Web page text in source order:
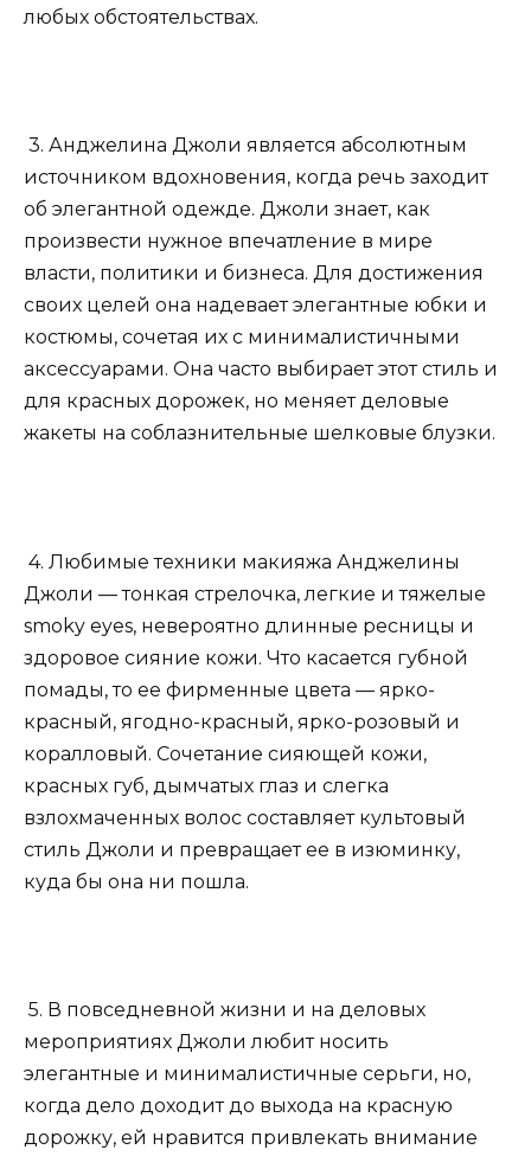
любых обстоятельствах.
3. Анджелина Джоли является абсолютным
источником вдохновения, когда речь заходит
об элегантной одежде. Джоли знает, как
произвести нужное впечатление в мире
власти, политики и бизнеса. Для достижения
своих целей она надевает элегантные юбки и
костюмы, сочетая их с минималистичными
аксессуарами. Она часто выбирает этот стиль и
для красных дорожек, но меняет деловые
жакеты на соблазнительные шелковые блузки.
4. Любимые техники макияжа Анджелины
Джоли — тонкая стрелочка, легкие и тяжелые
smoky eyes, невероятно длинные ресницы и
здоровое сияние кожи. Что касается губной
помады, то ее фирменные цвета — ярко-
красный, ягодно-красный, ярко-розовый и
коралловый. Сочетание сияющей кожи,
красных губ, дымчатых глаз и слегка
взлохмаченных волос составляет культовый
стиль Джоли и превращает ее в изюминку,
куда бы она ни пошла.
5. В повседневной жизни и на деловых
мероприятиях Джоли любит носить
элегантные и минималистичные серьги, но,
когда дело доходит до выхода на красную
дорожку, ей нравится привлекать внимание